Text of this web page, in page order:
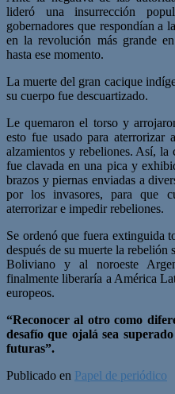
lideró una insurrección
gobernadores que respondían a
en la revolución más grande
hasta ese momento.
La muerte del gran cacique
su cuerpo fue descuartizado.
Le quemaron el torso y
esto fue usado para aterrorizar
alzamientos y rebeliones. Así, la
fue clavada en una pica y
brazos y piernas enviadas a
por los invasores, para que
aterrorizar e impedir rebeliones.
Se ordenó que fuera extinguida
después de su muerte la
Boliviano y al noroeste
finalmente liberaría a América
europeos.
“Reconocer al otro como
desafío que ojalá sea
futuras”.
Publicado en Papel de periódico